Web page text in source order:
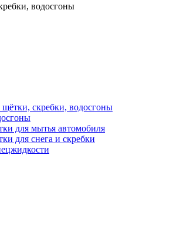
водосгоны
щётки, скребки, водосгоны
для мытья автомобиля
для снега и скребки